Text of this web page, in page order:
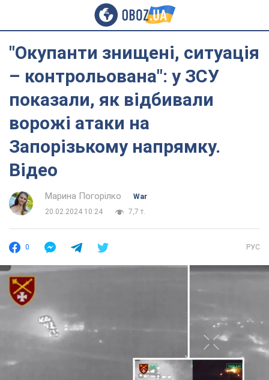
"Окупанти знищені, ситуація
– контрольована": у ЗСУ
показали, як відбивали
ворожі атаки на
Запорізькому напрямку.
Відео
Марина Погорілко
War
20.02.2024 10:24
7,7 т.
0 РУС